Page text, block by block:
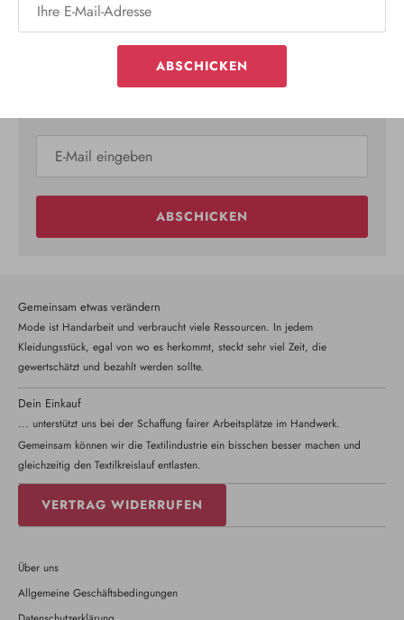
Bleib auf dem Laufenden über neue Drops, Reststücke,
ABSCHICKEN
Gemeinsam etwas verändern
Mode ist Handarbeit und verbraucht viele Ressourcen. In jedem
Kleidungsstück, egal von wo es herkommt, steckt sehr viel Zeit, die
gewertschätzt und bezahlt werden sollte.
Dein Einkauf
... unterstützt uns bei der Schaffung fairer Arbeitsplätze im Handwerk.
Gemeinsam können wir die Textilindustrie ein bisschen besser machen und
gleichzeitig den Textilkreislauf entlasten.
VERTRAG WIDERRUFEN
Über uns
Allgemeine Geschäftsbedingungen
ABSCHICKEN